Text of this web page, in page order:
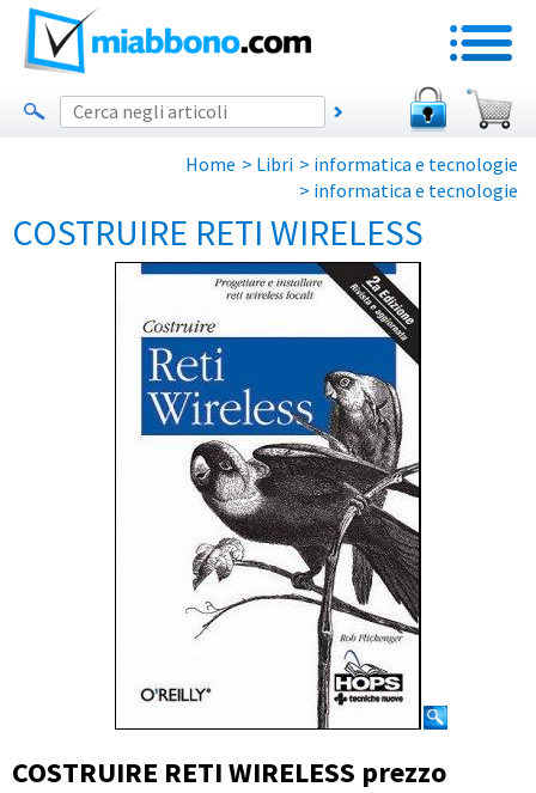
Home > Libri > informatica e tecnologie
> informatica e tecnologie
COSTRUIRE RETI WIRELESS
COSTRUIRE RETI WIRELESS prezzo